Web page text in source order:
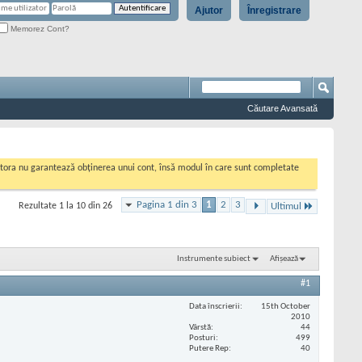
Înregistrare
Ajutor
Memorez Cont?
Căutare Avansată
nu garantează obținerea unui cont, însă modul în care sunt completate
Pagina 1 din 3 1 2 3 Ultimul
Rezultate 1 la 10 din 26
Instrumente subiect Afișează
#1
Data înscrierii
15th October
2010
Vârstă
44
Posturi
499
Putere Rep
40